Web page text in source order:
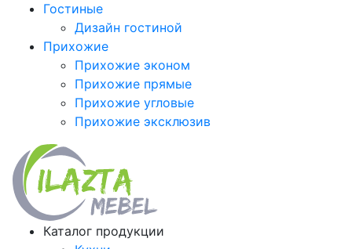
Гостиные
Дизайн гостиной
Прихожие
Прихожие эконом
Прихожие прямые
Прихожие угловые
Прихожие эксклюзив
Каталог продукции